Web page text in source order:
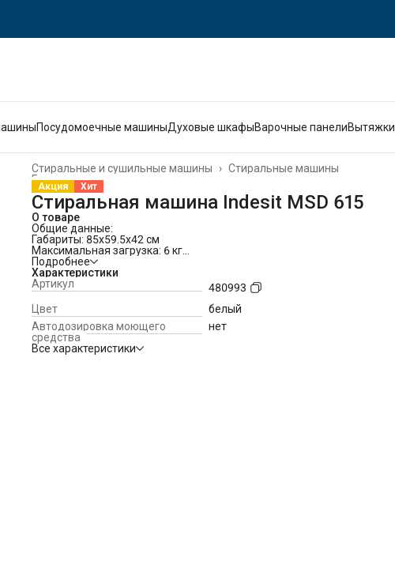
Посудомоечные машиныДуховые шкафыВарочные панелиВытяжки
Стиральные машины
Стиральные и сушильные машины
›
Главная ›
Акция Хит
Стиральная машина Indesit MSD 615
О товаре
Общие данные:
Габариты: 85x59.5x42 см
Максимальная загрузка: 6 кг
Скорость отжима: 1000 об/мин
Класс стирки: A
Класс отжима: C
Класс энергопотребления: A
Программы:
Цветное 40°C
Хлопок 40°C
Хлопок 60°C
Синтетика 40°C
Подробнее
Характеристики
Артикул
480993
Цвет
белый
Автодозировка моющего
средства
нет
Все характеристики